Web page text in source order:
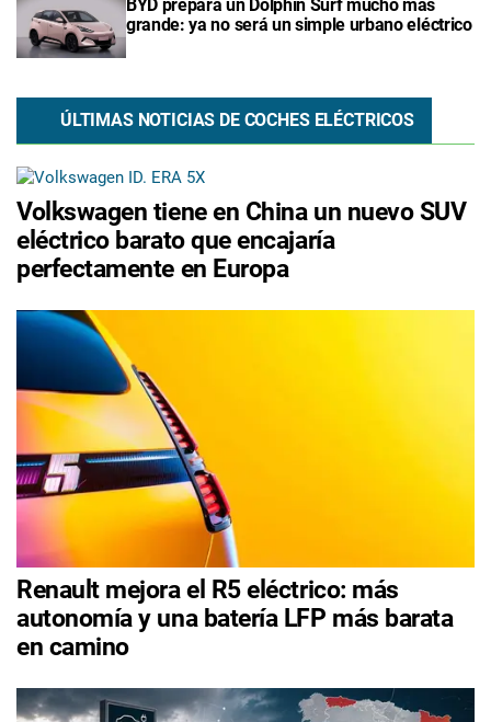
BYD prepara un Dolphin Surf mucho más
grande: ya no será un simple urbano eléctrico
ÚLTIMAS NOTICIAS DE COCHES ELÉCTRICOS
Volkswagen tiene en China un nuevo SUV
eléctrico barato que encajaría
perfectamente en Europa
Renault mejora el R5 eléctrico: más
autonomía y una batería LFP más barata
en camino